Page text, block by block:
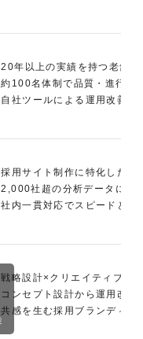
20年以上の実績を持つ老舗制
約100名体制で品質・進行管
自社ツールによる運用改善ま
採用サイト制作に特化した専
2,000社超の分析データに基
社内一貫対応でスピードとコ
戦略設計×クリエイティブを
コンセプト設計から運用改善
共感を生む採用ブランディン